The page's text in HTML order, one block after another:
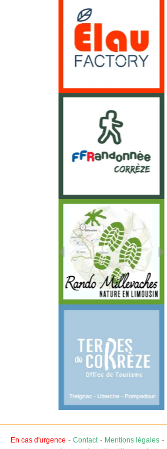
En cas d'urgence - Contact- Mentions légales-